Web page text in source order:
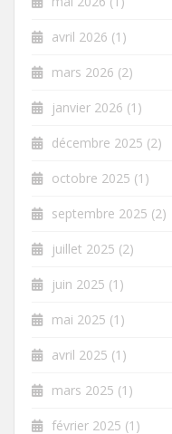
avril 2026 (1)
mars 2026 (2)
janvier 2026 (1)
décembre 2025 (2)
octobre 2025 (1)
septembre 2025 (2)
juillet 2025 (2)
juin 2025 (1)
mai 2025 (1)
avril 2025 (1)
mars 2025 (1)
février 2025 (1)